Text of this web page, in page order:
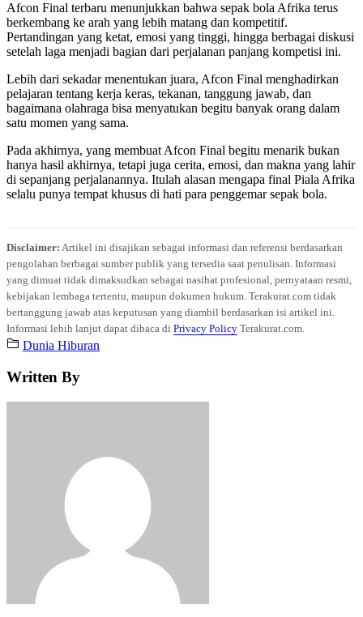
Afcon Final terbaru menunjukkan bahwa sepak bola Afrika terus
berkembang ke arah yang lebih matang dan kompetitif.
Pertandingan yang ketat, emosi yang tinggi, hingga berbagai diskusi
setelah laga menjadi bagian dari perjalanan panjang kompetisi ini.
Lebih dari sekadar menentukan juara, Afcon Final menghadirkan
pelajaran tentang kerja keras, tekanan, tanggung jawab, dan
bagaimana olahraga bisa menyatukan begitu banyak orang dalam
satu momen yang sama.
Pada akhirnya, yang membuat Afcon Final begitu menarik bukan
hanya hasil akhirnya, tetapi juga cerita, emosi, dan makna yang lahir
di sepanjang perjalanannya. Itulah alasan mengapa final Piala Afrika
selalu punya tempat khusus di hati para penggemar sepak bola.
Disclaimer: Artikel ini disajikan sebagai informasi dan referensi berdasarkan
pengolahan berbagai sumber publik yang tersedia saat penulisan. Informasi
yang dimuat tidak dimaksudkan sebagai nasihat profesional, pernyataan resmi,
kebijakan lembaga tertentu, maupun dokumen hukum. Terakurat.com tidak
bertanggung jawab atas keputusan yang diambil berdasarkan isi artikel ini.
Informasi lebih lanjut dapat dibaca di Privacy Policy Terakurat.com.
Dunia Hiburan
Written By